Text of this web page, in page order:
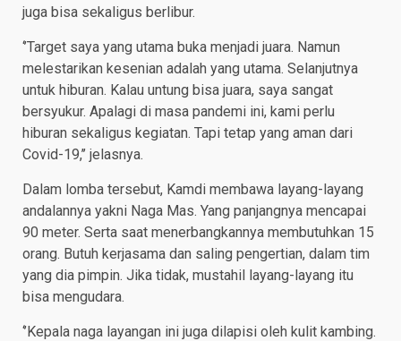
juga bisa sekaligus berlibur.
‘’Target saya yang utama buka menjadi juara. Namun
melestarikan kesenian adalah yang utama. Selanjutnya
untuk hiburan. Kalau untung bisa juara, saya sangat
bersyukur. Apalagi di masa pandemi ini, kami perlu
hiburan sekaligus kegiatan. Tapi tetap yang aman dari
Covid-19,’’ jelasnya.
Dalam lomba tersebut, Kamdi membawa layang-layang
andalannya yakni Naga Mas. Yang panjangnya mencapai
90 meter. Serta saat menerbangkannya membutuhkan 15
orang. Butuh kerjasama dan saling pengertian, dalam tim
yang dia pimpin. Jika tidak, mustahil layang-layang itu
bisa mengudara.
‘’Kepala naga layangan ini juga dilapisi oleh kulit kambing.